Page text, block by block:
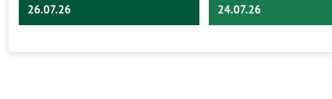
26.07.26 24.07.26